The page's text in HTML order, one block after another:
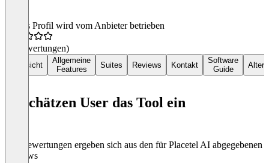
Dieses Profil wird vom Anbieter betrieben
(0 Bewertungen)
Übersicht
Allgemeine
Features
Suites Reviews Kontakt
Software
Guide
So schätzen User das Tool ein
Die Bewertungen ergeben sich aus den für Placetel AI abgegebenen
Reviews